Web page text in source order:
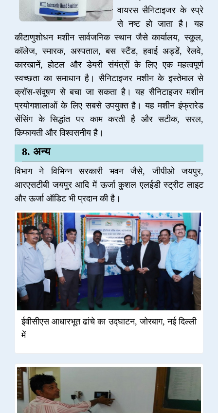
वायरस सैनिटाइजर के स्प्रे
से नष्ट हो जाता है। यह
कीटाणुशोधन मशीन सार्वजनिक स्थान जैसे कार्यालय, स्कूल,
कॉलेज, स्मारक, अस्पताल, बस स्टैंड, हवाई अड्डें, रेलवे,
कारखानें, होटल और डेयरी संयंत्रों के लिए एक महत्वपूर्ण
स्वच्छता का समाधान है। सैनिटाइजर मशीन के इस्तेमाल से
क्रॉस-संदूषण से बचा जा सकता है। यह सैनिटाइजर मशीन
प्रयोगशालाओं के लिए सबसे उपयुक्त है। यह मशीन इंफ्रारेड
सेंसिंग के सिद्धांत पर काम करती है और सटीक, सरल,
किफायती और विश्वसनीय है।
8. अन्य
विभाग ने विभिन्न सरकारी भवन जैसे, जीपीओ जयपुर,
आरएसटीबी जयपुर आदि में ऊर्जा कुशल एलईडी स्ट्रीट लाइट
और ऊर्जा ऑडिट भी प्रदान की है।
ईवीसीएस आधारभूत ढांचे का उद्घाटन, जोरबाग, नई दिल्ली
में